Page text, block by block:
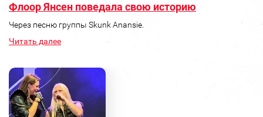
Флоор Янсен поведала свою историю
Через песню группы Skunk Anansie.
Читать далее